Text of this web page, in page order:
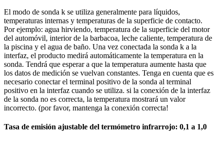
El modo de sonda k se utiliza generalmente para líquidos,
temperaturas internas y temperaturas de la superficie de contacto.
Por ejemplo: agua hirviendo, temperatura de la superficie del motor
del automóvil, interior de la barbacoa, leche caliente, temperatura de
la piscina y el agua de baño. Una vez conectada la sonda k a la
interfaz, el producto medirá automáticamente la temperatura en la
sonda. Tendrá que esperar a que la temperatura aumente hasta que
los datos de medición se vuelvan constantes. Tenga en cuenta que es
necesario conectar el terminal positivo de la sonda al terminal
positivo en la interfaz cuando se utiliza. si la conexión de la interfaz
de la sonda no es correcta, la temperatura mostrará un valor
incorrecto. (por favor, mantenga la conexión correcta!
Tasa de emisión ajustable del termómetro infrarrojo: 0,1 a 1,0